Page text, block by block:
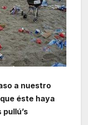
a nuestro
éste haya